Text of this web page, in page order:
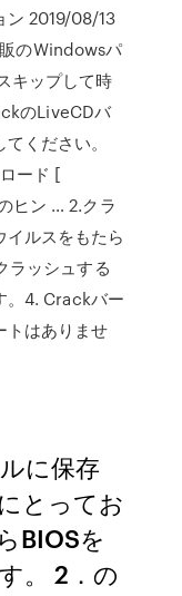
ン 2019/08/13
のWindowsパ
キップして時
のLiveCDバ
ください。
ード [
ヒン … 2.クラ
ルスをもたら
ラッシュする
。4. Crackバー
トはありませ
に保存
とってお
BIOSを
。 2．の